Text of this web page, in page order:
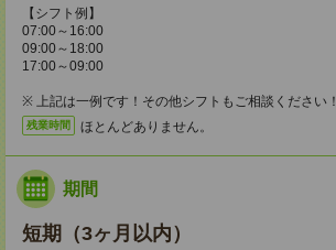
【シフト例】
07:00～16:00
09:00～18:00
17:00～09:00
※ 上記は一例です！その他シフトもご相談ください！
残業時間 ほとんどありません。
期間
短期（3ヶ月以内）